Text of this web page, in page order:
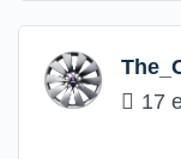
17